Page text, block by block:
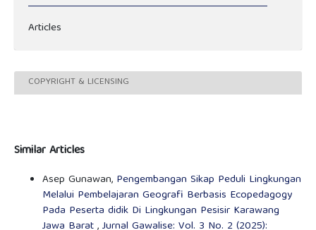
Articles
COPYRIGHT & LICENSING
Similar Articles
Asep Gunawan, Pengembangan Sikap Peduli Lingkungan
Melalui Pembelajaran Geografi Berbasis Ecopedagogy
Pada Peserta didik Di Lingkungan Pesisir Karawang
Jawa Barat,Jurnal Gawalise: Vol. 3 No. 2 (2025):